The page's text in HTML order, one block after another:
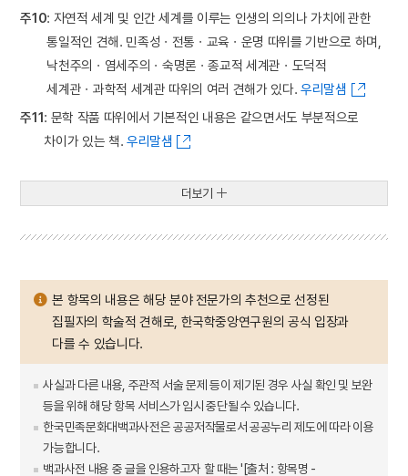
주10: 자연적 세계 및 인간 세계를 이루는 인생의 의의나 가치에 관한
통일적인 견해. 민족성ㆍ전통ㆍ교육ㆍ운명 따위를 기반으로 하며,
낙천주의ㆍ염세주의ㆍ숙명론ㆍ종교적 세계관ㆍ도덕적
세계관ㆍ과학적 세계관 따위의 여러 견해가 있다. 우리말샘
주11 : 문학 작품 따위에서 기본적인 내용은 같으면서도 부분적으로
차이가 있는 책. 우리말샘
더보기
본 항목의 내용은 해당 분야 전문가의 추천으로 선정된
집필자의 학술적 견해로, 한국학중앙연구원의 공식 입장과
다를 수 있습니다.
사실과 다른 내용, 주관적 서술 문제 등이 제기된 경우 사실 확인 및 보완
등을 위해 해당 항목 서비스가 임시 중단될 수 있습니다.
한국민족문화대백과사전은 공공저작물로서 공공누리 제도에 따라 이용
가능합니다.
백과사전 내용 중 글을 인용하고자 할 때는 '[출처 : 항목명 -